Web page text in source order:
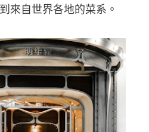
來自世界各地的菜系。